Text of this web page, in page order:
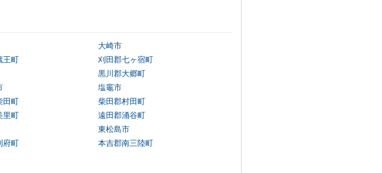
大崎市
王町
刈田郡七ヶ宿町
黒川郡大郷町
塩竈市
田町
柴田郡村田町
里町
遠田郡涌谷町
東松島市
府町
本吉郡南三陸町